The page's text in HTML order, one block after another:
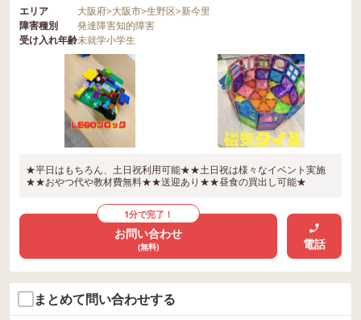
エリア 大阪府>大阪市>生野区>新今里
障害種別
発達障害知的障害
受け入れ年齢未就学小学生
★平日はもちろん、土日祝利用可能★★土日祝は様々なイベント実施
★★おやつ代や教材費無料★★送迎あり★★昼食の買出し可能★
1分で完了！
お問い合わせ
(無料) 電話
まとめて問い合わせする